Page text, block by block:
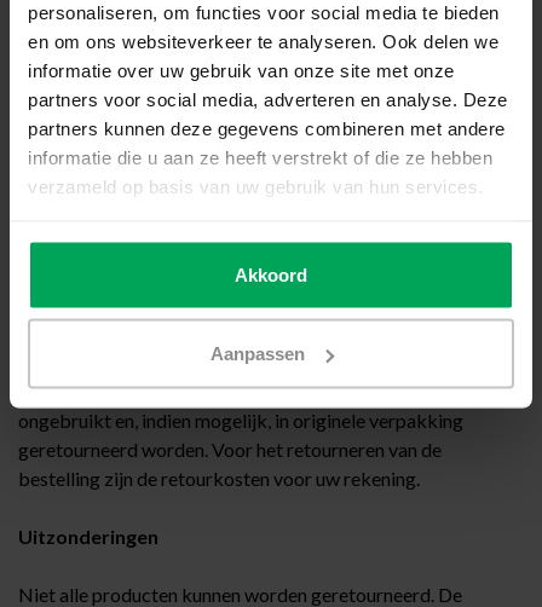
personaliseren, om functies voor social media te bieden
en om ons websiteverkeer te analyseren. Ook delen we
informatie over uw gebruik van onze site met onze
partners voor social media, adverteren en analyse. Deze
partners kunnen deze gegevens combineren met andere
informatie die u aan ze heeft verstrekt of die ze hebben
verzameld op basis van uw gebruik van hun services.
Akkoord
Aanpassen
5. Zorg ervoor dat uw eigen adres niet meer zichtbaar is op
de enveloppe en dat u de retourzending voldoende frankeert.
6. U kunt de zending naar ons terugsturen door deze als
pakket aan te bieden bij bijv. een PostNL punt.
7. U ontvangt van ons een bevestigingsmail zodra wij de
vervolgstappen weergeven.
Voorwaarden retourneren
opgaaf van redenen het product te retourneren, ingaande op
de dag van ontvangst van het product. Het product kan alleen
ongebruikt en, indien mogelijk, in originele verpakking
geretourneerd worden. Voor het retourneren van de
bestelling zijn de retourkosten voor uw rekening.
Uitzonderingen
Niet alle producten kunnen worden geretourneerd. De